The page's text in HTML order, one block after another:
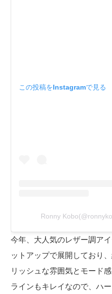
この投稿をInstagramで見る
Ronny
今年、大人気のレザー調ア
ットアップで展開しており
リッシュな雰囲気とモード
ラインもキレイなので、ハ